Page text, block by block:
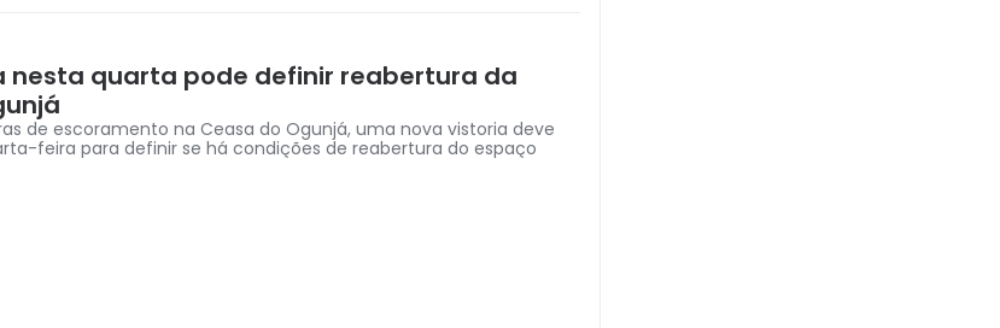
nesta quarta pode definir reabertura da
de escoramento na Ceasa do Ogunjá, uma nova vistoria deve
feira para definir se há condições de reabertura do espaço